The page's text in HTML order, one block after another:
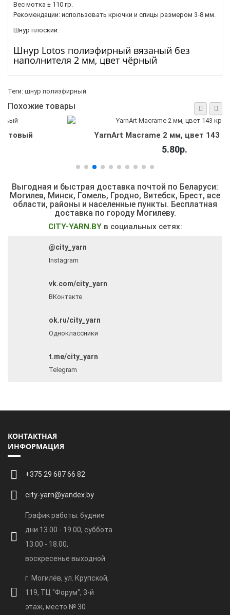
Вес мотка ± 110 гр.
Рекомендации: использовать крючки и спицы размером 3-8 мм.
Шнур плоский.
Шнур Lotos полиэфирный вязаный без
наполнителя 2 мм, цвет чёрный
Теги: шнур полиэфирный
Похожие товары
YarnArt Macrame 2 мм, цвет 143 красный
Выгодная и быстрая доставка почтой по Беларуси:
Могилев, Минск, Гомель, Гродно, Витебск, Брест, все
области, районы и населенные пункты. Бесплатная
доставка по городу Могилеву.
CITY-YARN.BYв социальных сетях:
@city_yarn
Instagram
vk.com/city_yarn
ВКонтакте
ok.ru/city_yarn
Одноклассники
t.me/city_yarn
Telegram
КОНТАКТНАЯ
ИНФОРМАЦИЯ
+375 29 687 66 82
city-yarn@yandex.by
График работы: будние
дни 13.00 - 19.00, суббота
13.00 - 18.00,
воскресенье выходной
г. Могилёв, ул. Крупской,
119, ТЦ "Форум", 3-й
этаж, место № 30